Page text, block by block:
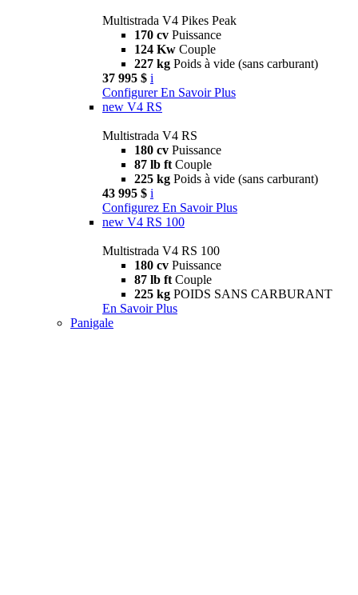
Multistrada V4 Pikes Peak
170 cv Puissance
124 Kw Couple
227 kg Poids à vide (sans carburant)
37 995 $ i
Configurer En Savoir Plus
new V4 RS
Multistrada V4 RS
180 cv Puissance
87 lb ft Couple
225 kg Poids à vide (sans carburant)
43 995 $ i
Configurez En Savoir Plus
new V4 RS 100
Multistrada V4 RS 100
180 cv Puissance
87 lb ft Couple
225 kg POIDS SANS CARBURANT
En Savoir Plus
Panigale